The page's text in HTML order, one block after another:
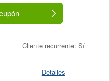
Cliente recurrente: Sí
Detalles